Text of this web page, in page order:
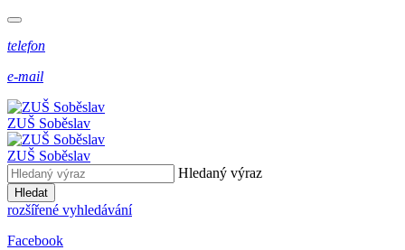
telefon
e-mail
ZUŠ Soběslav
ZUŠ Soběslav
Hledaný výraz
Hledat
rozšířené vyhledávání
Facebook